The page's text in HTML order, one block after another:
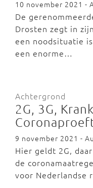
10 november 2021 -
De
Drosten zegt in
een noodsituatie
een enorme…
Achtergrond
2G, 3G,
9 november 2021 -
Hier geldt 2G,
de
voor Nederlandse